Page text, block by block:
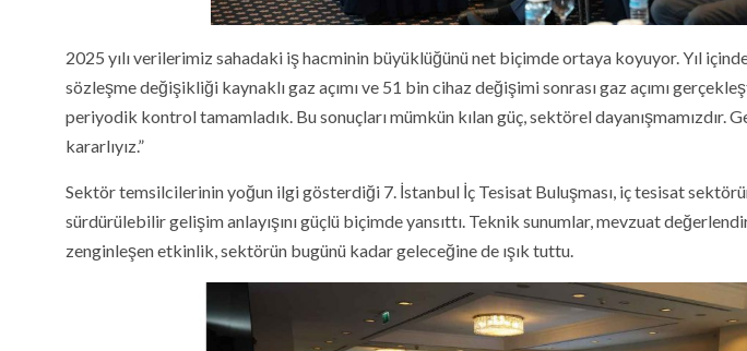
2025 yılı verilerimiz sahadaki iş hacminin büyüklüğünü net biçimde ortaya koyuyor. Yıl
sözleşme değişikliği kaynaklı gaz açımı ve 51 bin cihaz değişimi sonrası gaz açımı
periyodik kontrol tamamladık. Bu sonuçları mümkün kılan güç, sektörel
kararlıyız.”
Sektör temsilcilerinin yoğun ilgi gösterdiği 7. İstanbul İç Tesisat Buluşması, iç tesisat
sürdürülebilir gelişim anlayışını güçlü biçimde yansıttı. Teknik sunumlar, mevzuat
zenginleşen etkinlik, sektörün bugünü kadar geleceğine de ışık tuttu.